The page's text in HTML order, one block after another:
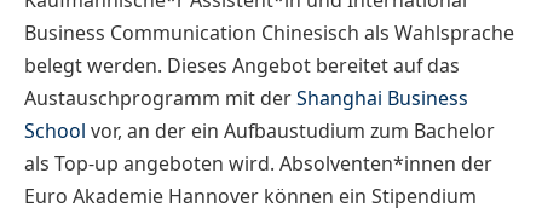
Business Communication Chinesisch als Wahlsprache
belegt werden. Dieses Angebot bereitet auf das
Austauschprogramm mit derShanghai Business
School vor, an der ein Aufbaustudium zum Bachelor
als Top-up angeboten wird. Absolventen*innen der
Euro Akademie Hannover können ein Stipendium